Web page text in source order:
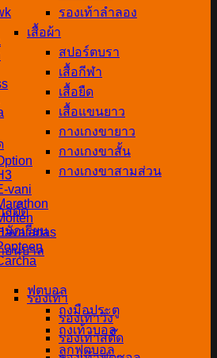
vani
รองเท้า
รองเท้าวิ่ง
รองเท้าสตั๊ด
รองเท้าลำลอง
เสื้อผ้า
สปอร์ตบรา
เสื้อกีฬา
เสื้อยืด
เสื้อแขนยาว
กางเกงขายาว
กางเกงขาสั้น
กางเกงขาสามส่วน
สตั๊ด
นักเรียน
อนุบาล
ฟุตบอล
ถุงมือประตู
ถุงเท้าบอล
ลูกฟุตบอล